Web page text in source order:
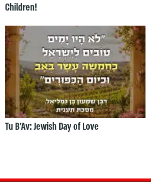
Children!
Tu B’Av: Jewish Day of Love